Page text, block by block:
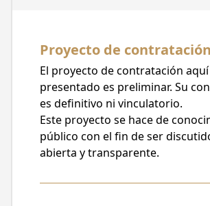
Prestación de Servicios
Posible método de contratación
Adjudicación Directa
Posible carácter de la
Nacional
Fecha de publicación
30/08/2023, 08:00
Fecha límite para recibir
Proyecto de contratación
El proyecto de contratación aquí
presentado es preliminar. Su
es definitivo ni vinculatorio.
Este proyecto se hace de
público con el fin de ser
abierta y transparente.